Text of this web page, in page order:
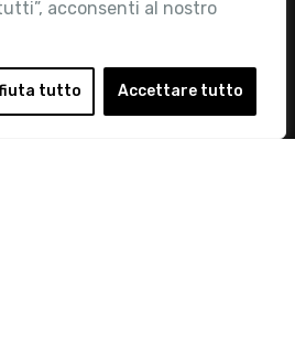
acconsenti al nostro
tutto Accettare tutto